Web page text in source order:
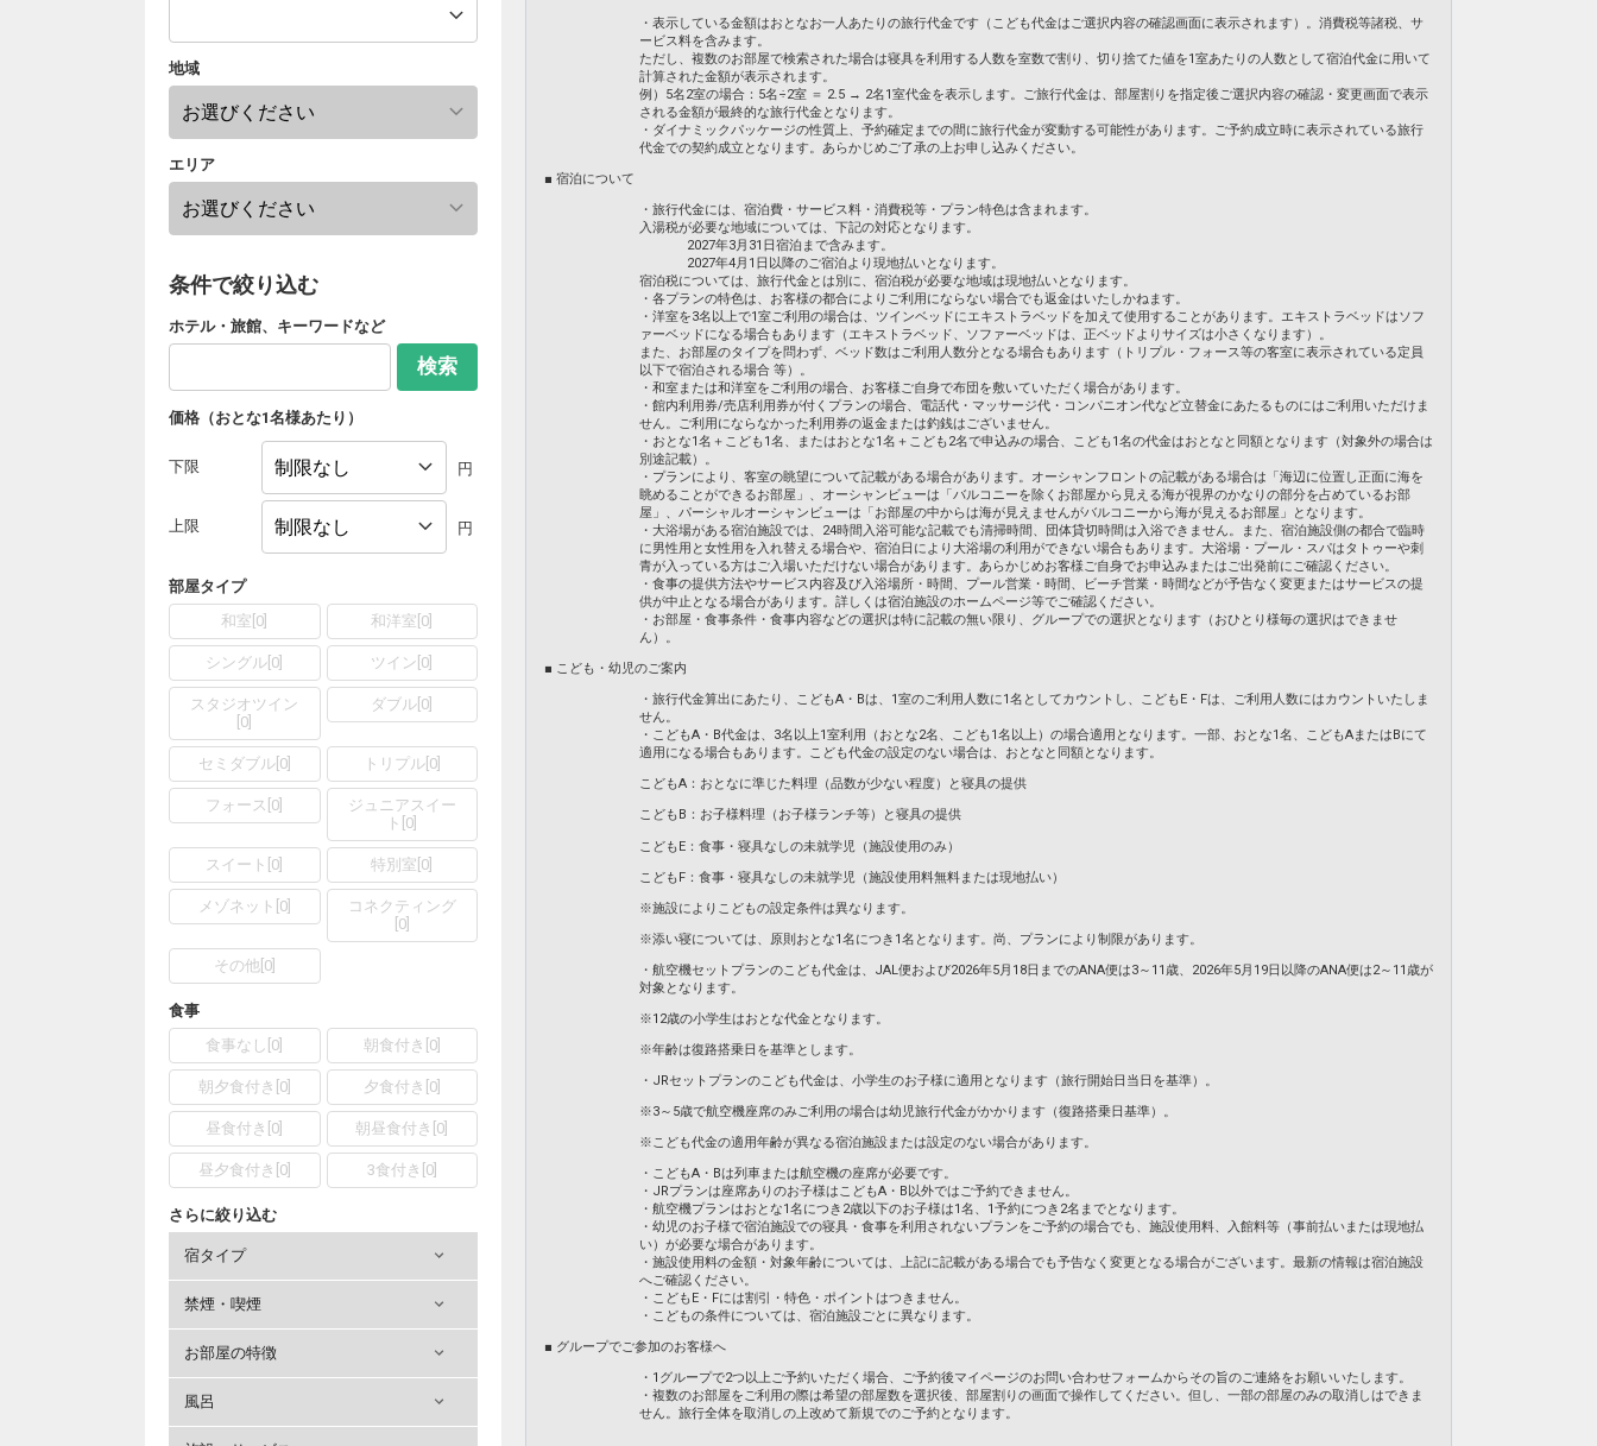
地域
エリア
条件で絞り込む
ホテル・旅館、キーワードなど
検索
価格（おとな1名様あたり）
下限 円
上限 円
部屋タイプ
和室 0 和洋室 0
シングル 0 ツイン 0
スタジオツイン
0
ダブル 0
セミダブル[ 0] トリプル[ 0]
フォース 0
ジュニアスイー
ト 0
スイート 0 特別室 0
メゾネット 0]
コネクティング
0]
その他[ 0]
食事
食事なし 0 朝食付き 0]
朝夕食付き 0] 夕食付き 0]
昼食付き 0 朝昼食付き 0
昼夕食付き 0] 3食付き 0]
さらに絞り込む
宿タイプ
禁煙・喫煙
お部屋の特徴
風呂
・表示している金額はおとなお一人あたりの旅行代金です（こども代金はご選択内容の確認画面に表示されます）。消費税等諸税、サ
ービス料を含みます。
ただし、複数のお部屋で検索された場合は寝具を利用する人数を室数で割り、切り捨てた値を1室あたりの人数として宿泊代金に用いて
計算された金額が表示されます。
例）5名2室の場合：5名÷2室 ＝ 2.5 → 2名1室代金を表示します。ご旅行代金は、部屋割りを指定後ご選択内容の確認・変更画面で表示
される金額が最終的な旅行代金となります。
・ダイナミックパッケージの性質上、予約確定までの間に旅行代金が変動する可能性があります。ご予約成立時に表示されている旅行
代金での契約成立となります。あらかじめご了承の上お申し込みください。
■ 宿泊について
・旅行代金には、宿泊費・サービス料・消費税等・プラン特色は含まれます。
入湯税が必要な地域については、下記の対応となります。
2027年3月31日宿泊まで含みます。
2027年4月1日以降のご宿泊より現地払いとなります。
宿泊税については、旅行代金とは別に、宿泊税が必要な地域は現地払いとなります。
・各プランの特色は、お客様の都合によりご利用にならない場合でも返金はいたしかねます。
・洋室を3名以上で1室ご利用の場合は、ツインベッドにエキストラベッドを加えて使用することがあります。エキストラベッドはソフ
ァーベッドになる場合もあります（エキストラベッド、ソファーベッドは、正ベッドよりサイズは小さくなります）。
また、お部屋のタイプを問わず、ベッド数はご利用人数分となる場合もあります（トリプル・フォース等の客室に表示されている定員
以下で宿泊される場合 等）。
・和室または和洋室をご利用の場合、お客様ご自身で布団を敷いていただく場合があります。
・館内利用券/売店利用券が付くプランの場合、電話代・マッサージ代・コンパニオン代など立替金にあたるものにはご利用いただけま
せん。ご利用にならなかった利用券の返金または釣銭はございません。
・おとな1名＋こども1名、またはおとな1名＋こども2名で申込みの場合、こども1名の代金はおとなと同額となります（対象外の場合は
別途記載）。
・プランにより、客室の眺望について記載がある場合があります。オーシャンフロントの記載がある場合は「海辺に位置し正面に海を
眺めることができるお部屋」、オーシャンビューは「バルコニーを除くお部屋から見える海が視界のかなりの部分を占めているお部
屋」、パーシャルオーシャンビューは「お部屋の中からは海が見えませんがバルコニーから海が見えるお部屋」となります。
・大浴場がある宿泊施設では、24時間入浴可能な記載でも清掃時間、団体貸切時間は入浴できません。また、宿泊施設側の都合で臨時
に男性用と女性用を入れ替える場合や、宿泊日により大浴場の利用ができない場合もあります。大浴場・プール・スパはタトゥーや刺
青が入っている方はご入場いただけない場合があります。あらかじめお客様ご自身でお申込みまたはご出発前にご確認ください。
・食事の提供方法やサービス内容及び入浴場所・時間、プール営業・時間、ビーチ営業・時間などが予告なく変更またはサービスの提
供が中止となる場合があります。詳しくは宿泊施設のホームページ等でご確認ください。
・お部屋・食事条件・食事内容などの選択は特に記載の無い限り、グループでの選択となります（おひとり様毎の選択はできませ
ん）。
■ こども・幼児のご案内
・旅行代金算出にあたり、こどもA・Bは、1室のご利用人数に1名としてカウントし、こどもE・Fは、ご利用人数にはカウントいたしま
せん。
・こどもA・B代金は、3名以上1室利用（おとな2名、こども1名以上）の場合適用となります。一部、おとな1名、こどもAまたはBにて
適用になる場合もあります。こども代金の設定のない場合は、おとなと同額となります。
こどもA：おとなに準じた料理（品数が少ない程度）と寝具の提供
こどもB：お子様料理（お子様ランチ等）と寝具の提供
こどもE：食事・寝具なしの未就学児（施設使用のみ）
こどもF：食事・寝具なしの未就学児（施設使用料無料または現地払い）
※施設によりこどもの設定条件は異なります。
※添い寝については、原則おとな1名につき1名となります。尚、プランにより制限があります。
・航空機セットプランのこども代金は、JAL便および2026年5月18日までのANA便は3～11歳、2026年5月19日以降のANA便は2～11歳が
対象となります。
※12歳の小学生はおとな代金となります。
※年齢は復路搭乗日を基準とします。
・JRセットプランのこども代金は、小学生のお子様に適用となります（旅行開始日当日を基準）。
※3～5歳で航空機座席のみご利用の場合は幼児旅行代金がかかります（復路搭乗日基準）。
※こども代金の適用年齢が異なる宿泊施設または設定のない場合があります。
・こどもA・Bは列車または航空機の座席が必要です。
・JRプランは座席ありのお子様はこどもA・B以外ではご予約できません。
・航空機プランはおとな1名につき2歳以下のお子様は1名、1予約につき2名までとなります。
・幼児のお子様で宿泊施設での寝具・食事を利用されないプランをご予約の場合でも、施設使用料、入館料等（事前払いまたは現地払
い）が必要な場合があります。
・施設使用料の金額・対象年齢については、上記に記載がある場合でも予告なく変更となる場合がございます。最新の情報は宿泊施設
へご確認ください。
・こどもE・Fには割引・特色・ポイントはつきません。
・こどもの条件については、宿泊施設ごとに異なります。
■ グループでご参加のお客様へ
・1グループで2つ以上ご予約いただく場合、ご予約後マイページのお問い合わせフォームからその旨のご連絡をお願いいたします。
・複数のお部屋をご利用の際は希望の部屋数を選択後、部屋割りの画面で操作してください。但し、一部の部屋のみの取消しはできま
せん。旅行全体を取消しの上改めて新規でのご予約となります。